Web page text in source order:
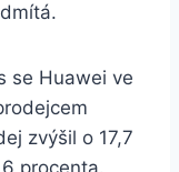
se Huawei ve
zvýšil o 17,7